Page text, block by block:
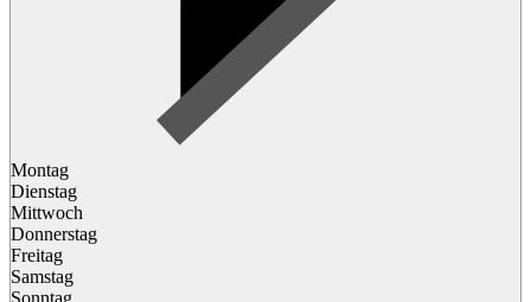
Montag
Dienstag
Mittwoch
Donnerstag
Freitag
Samstag
Sonntag